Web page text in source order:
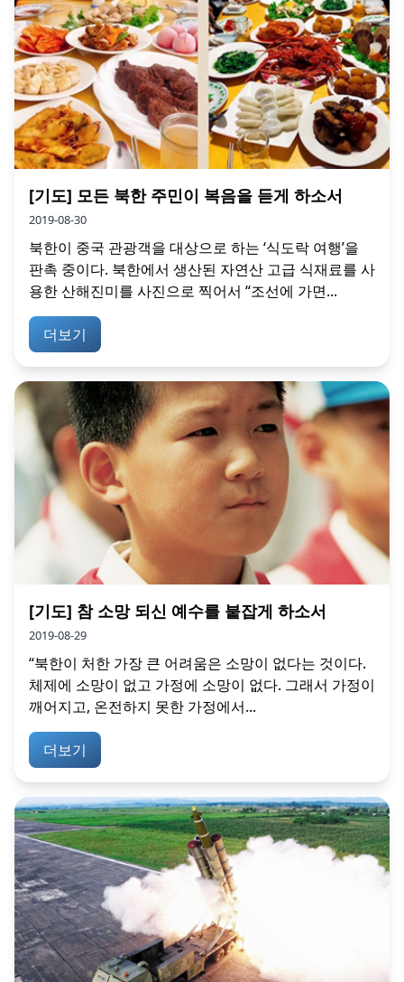
[기도] 모든 북한 주민이 복음을 듣게 하소서
2019-08-30
북한이 중국 관광객을 대상으로 하는 ‘식도락 여행’을
판촉 중이다. 북한에서 생산된 자연산 고급 식재료를 사
용한 산해진미를 사진으로 찍어서 “조선에 가면...
더보기
[기도] 참 소망 되신 예수를 붙잡게 하소서
2019-08-29
“북한이 처한 가장 큰 어려움은 소망이 없다는 것이다.
체제에 소망이 없고 가정에 소망이 없다. 그래서 가정이
깨어지고, 온전하지 못한 가정에서...
더보기